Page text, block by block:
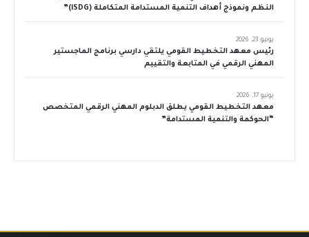
النظم ونموذج أهداف التنمية المستدامة المتكاملة (iSDG)”
رئيس معهد التخطيط القومي يلتقي دارسي برنامج الماجستير
المهني الرقمي في المتابعة والتقييم
يونيو 23, 2026
معهد التخطيط القومي يطلق الدبلوم المهني الرقمي المتخصص
“الحوكمة والتنمية المستدامة”
يونيو 17, 2026